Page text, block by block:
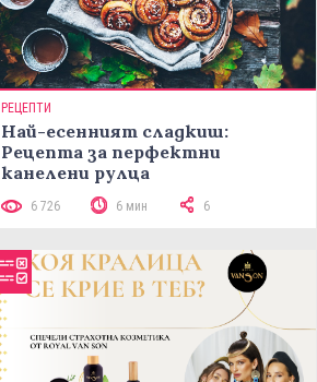
РЕЦЕПТИ
Най-есенният сладкиш:
Рецепта за перфектни
канелени рулца
6 726 6 мин 6